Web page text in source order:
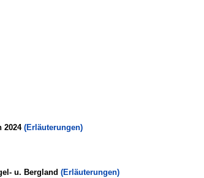
2024(Erläuterungen)
u. Bergland (Erläuterungen)